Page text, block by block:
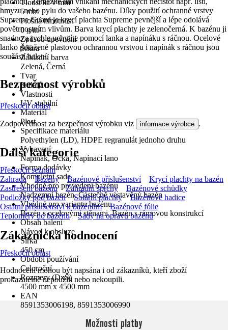
Tloušťka v mm
5 mm
Plošná hmotnost
0 g/m²
Způsob upevnění
Šňůra
Základní barva
Zelená, Černá
Tvar
Kulatý
Vlastnosti
UV stabilní
Materiál
Plast
Specifikace materiálu
Polyethylen (LD), HDPE regranulát jednoho druhu
Vybavení
Napínák, Očka, Napínací lano
Forma dodávky
Kompletní sada
Vhodné pro provedení bazénu
Nadzemní bazén, Částečně vestavěný bazén
Vhodné pro variantu bazénu
Bazén s ocelovými stěnami, Bazén s rámovou konstrukcí
Obsah balení
Návod k obsluze
Šířka
450 cm
Období používání
Celoroční
Rozmery (DxŠ)
4500 mm x 4500 mm
EAN
8591353006198, 8591353006990
hmyzu nebo pylu do vašeho bazénu. Díky použití ochranné vrstvy
Supreme Guard je krycí plachta Supreme pevnější a lépe odolává
povětrnostním vlivům. Barva krycí plachty je zelenočerná. K bazénu ji
snadno a rychle uchytíte pomocí lanka a napínáku s ráčnou. Ocelové
lanko potažené plastovou ochrannou vrstvou i napínák s ráčnou jsou
součástí balení.
Bezpečnost výrobků
Přeskočit oblast
Zodpovědnost za bezpečnost výrobku viz informace výrobce .
Další kategorie
Přeskočit seznam
Zahrada
Bazény Bazénové příslušenství
Krycí plachty na bazén
Zastřešení bazénu
Zahradní sprchy
Bazénové schůdky
Podložky pod bazén
Solární plachty
Bazénové hadice
Ostatní příslušenství k bazénům
Bazénové fólie
Teploměry do bazénu
Sady na opravu bazénů
Zákaznická hodnocení
Přeskočit oblast
Hodnocení mohou být napsána i od zákazníků, kteří zboží
prokazatelně nepoužili nebo nekoupili.
Možnosti platby